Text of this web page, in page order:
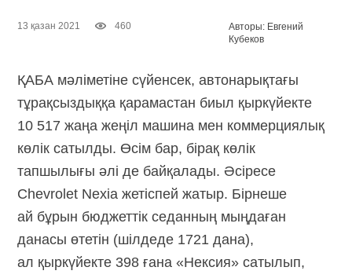
13 қазан 2021 460
Авторы: Евгений
Кубеков
ҚАБА мәліметіне сүйенсек, автонарықтағы
тұрақсыздыққа қарамастан биыл қыркүйекте
10 517 жаңа жеңіл машина мен коммерциялық
көлік сатылды. Өсім бар, бірақ көлік
тапшылығы әлі де байқалады. Әсіресе
Chevrolet Nexia жетіспей жатыр. Бірнеше
ай бұрын бюджеттік седанның мыңдаған
данасы өтетін (шілдеде 1721 дана),
ал қыркүйекте 398 ғана «Нексия» сатылып,